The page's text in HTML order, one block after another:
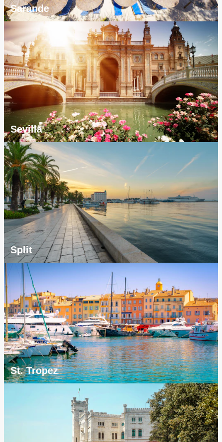
Sarande
Sevilla
Split
St. Tropez